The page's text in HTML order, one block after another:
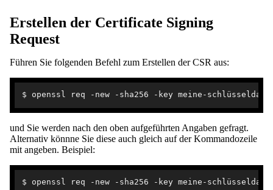
Erstellen der Certificate Signing
Request
Führen Sie folgenden Befehl zum Erstellen der CSR aus:
und Sie werden nach den oben aufgeführten Angaben gefragt.
Alternativ könnne Sie diese auch gleich auf der Kommandozeile
mit angeben. Beispiel: